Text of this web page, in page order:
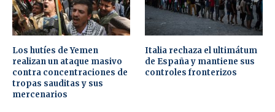
Los hutíes de Yemen
realizan un ataque masivo
contra concentraciones de
tropas sauditas y sus
mercenarios
Italia rechaza el ultimátum
de España y mantiene sus
controles fronterizos